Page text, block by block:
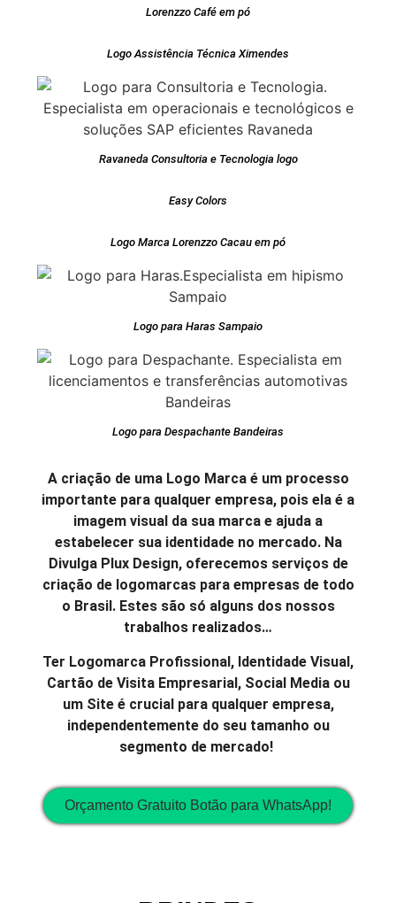
Lorenzzo Café em pó
Logo Assistência Técnica Ximendes
Ravaneda Consultoria e Tecnologia logo
Easy Colors
Logo Marca Lorenzzo Cacau em pó
Logo para Haras Sampaio
Logo para Despachante Bandeiras
A criação de uma Logo Marca é um processo
importante para qualquer empresa, pois ela é a
imagem visual da sua marca e ajuda a
estabelecer sua identidade no mercado. Na
Divulga Plux Design, oferecemos serviços de
criação de logomarcas para empresas de todo
o Brasil. Estes são só alguns dos nossos
trabalhos realizados…
Ter Logomarca Profissional, Identidade Visual,
Cartão de Visita Empresarial, Social Media ou
um Site é crucial para qualquer empresa,
independentemente do seu tamanho ou
segmento de mercado!
Orçamento Gratuito Botão para WhatsApp!